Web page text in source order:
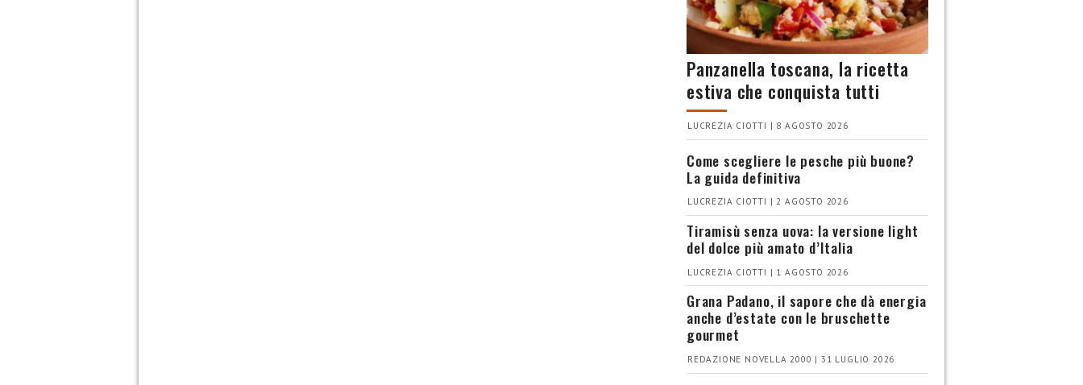
Panzanella toscana, la ricetta
estiva che conquista tutti
LUCREZIA CIOTTI | 8 AGOSTO 2026
Come scegliere le pesche più buone?
La guida definitiva
LUCREZIA CIOTTI | 2 AGOSTO 2026
Tiramisù senza uova: la versione light
del dolce più amato d’Italia
LUCREZIA CIOTTI | 1 AGOSTO 2026
Grana Padano, il sapore che dà energia
anche d’estate con le bruschette
gourmet
REDAZIONE NOVELLA 2000 | 31 LUGLIO 2026